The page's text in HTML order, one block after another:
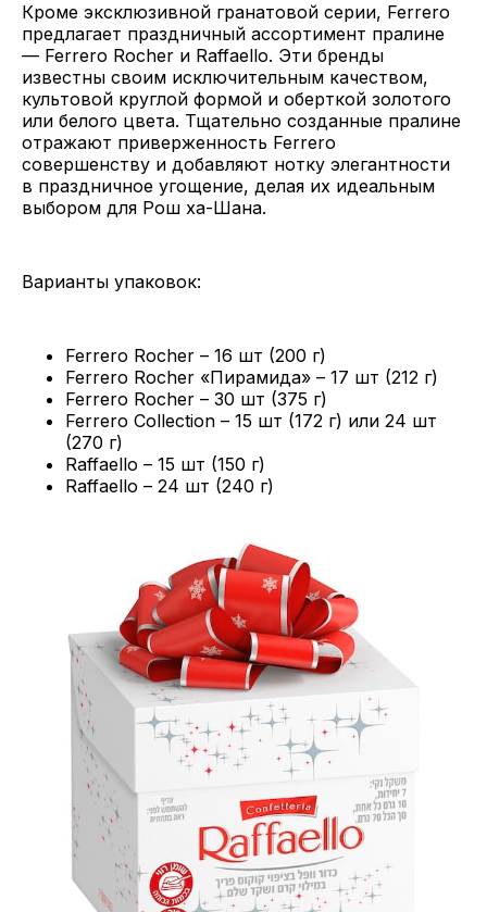
Кроме эксклюзивной гранатовой серии, Ferrero
предлагает праздничный ассортимент пралине
— Ferrero Rocher и Raffaello. Эти бренды
известны своим исключительным качеством,
культовой круглой формой и оберткой золотого
или белого цвета. Тщательно созданные пралине
отражают приверженность Ferrero
совершенству и добавляют нотку элегантности
в праздничное угощение, делая их идеальным
выбором для Рош ха-Шана.
Варианты упаковок:
Ferrero Rocher – 16 шт (200 г)
Ferrero Rocher «Пирамида» – 17 шт (212 г)
Ferrero Rocher – 30 шт (375 г)
Ferrero Collection – 15 шт (172 г) или 24 шт
(270 г)
Raffaello – 15 шт (150 г)
Raffaello – 24 шт (240 г)